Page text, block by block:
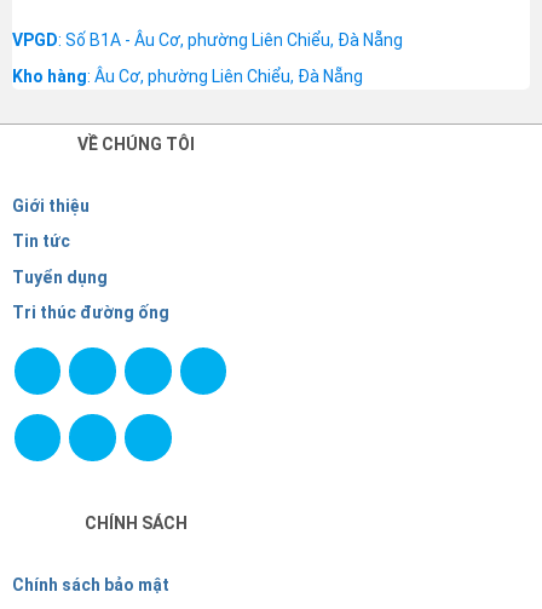
VPGD: Số B1A - Âu Cơ, phường Liên Chiểu, Đà Nẵng
Kho hàng: Âu Cơ, phường Liên Chiểu, Đà Nẵng
VỀ CHÚNG TÔI
Giới thiệu
Tin tức
Tuyển dụng
Tri thúc đường ống
CHÍNH SÁCH
Chính sách bảo mật